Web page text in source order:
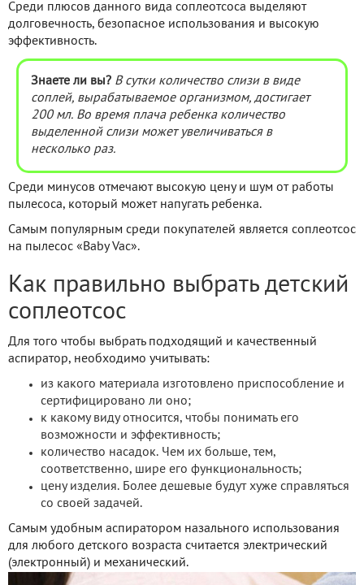
Среди плюсов данного вида соплеотсоса выделяют
долговечность, безопасное использования и высокую
эффективность.
Знаете ли вы? В сутки количество слизи в виде
соплей, вырабатываемое организмом, достигает
200 мл. Во время плача ребенка количество
выделенной слизи может увеличиваться в
несколько раз.
Среди минусов отмечают высокую цену и шум от работы
пылесоса, который может напугать ребенка.
Самым популярным среди покупателей является соплеотсос
на пылесос «Baby Vac».
Как правильно выбрать детский
соплеотсос
Для того чтобы выбрать подходящий и качественный
аспиратор, необходимо учитывать:
из какого материала изготовлено приспособление и
сертифицировано ли оно;
к какому виду относится, чтобы понимать его
возможности и эффективность;
количество насадок. Чем их больше, тем,
соответственно, шире его функциональность;
цену изделия. Более дешевые будут хуже справляться
со своей задачей.
Самым удобным аспиратором назального использования
для любого детского возраста считается электрический
(электронный) и механический.